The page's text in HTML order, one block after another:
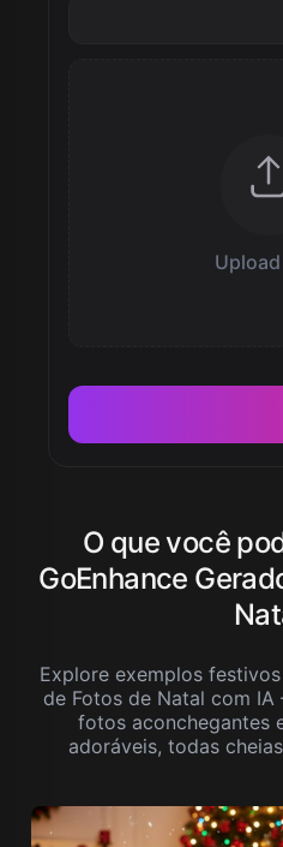
O que você
GoEnhance
Explore exemplos
de Fotos de Natal com
fotos aconchegantes
adoráveis, todas